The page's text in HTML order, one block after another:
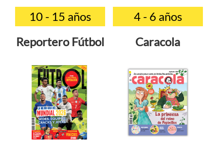
10 - 15 años
Reportero Fútbol
4 - 6 años
Caracola